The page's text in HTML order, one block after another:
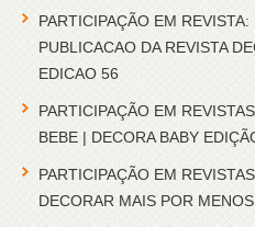
PARTICIPAÇÃO EM
PUBLICACAO DA REVISTA
EDICAO 56
PARTICIPAÇÃO EM
BEBE | DECORA BABY
PARTICIPAÇÃO EM
DECORAR MAIS POR